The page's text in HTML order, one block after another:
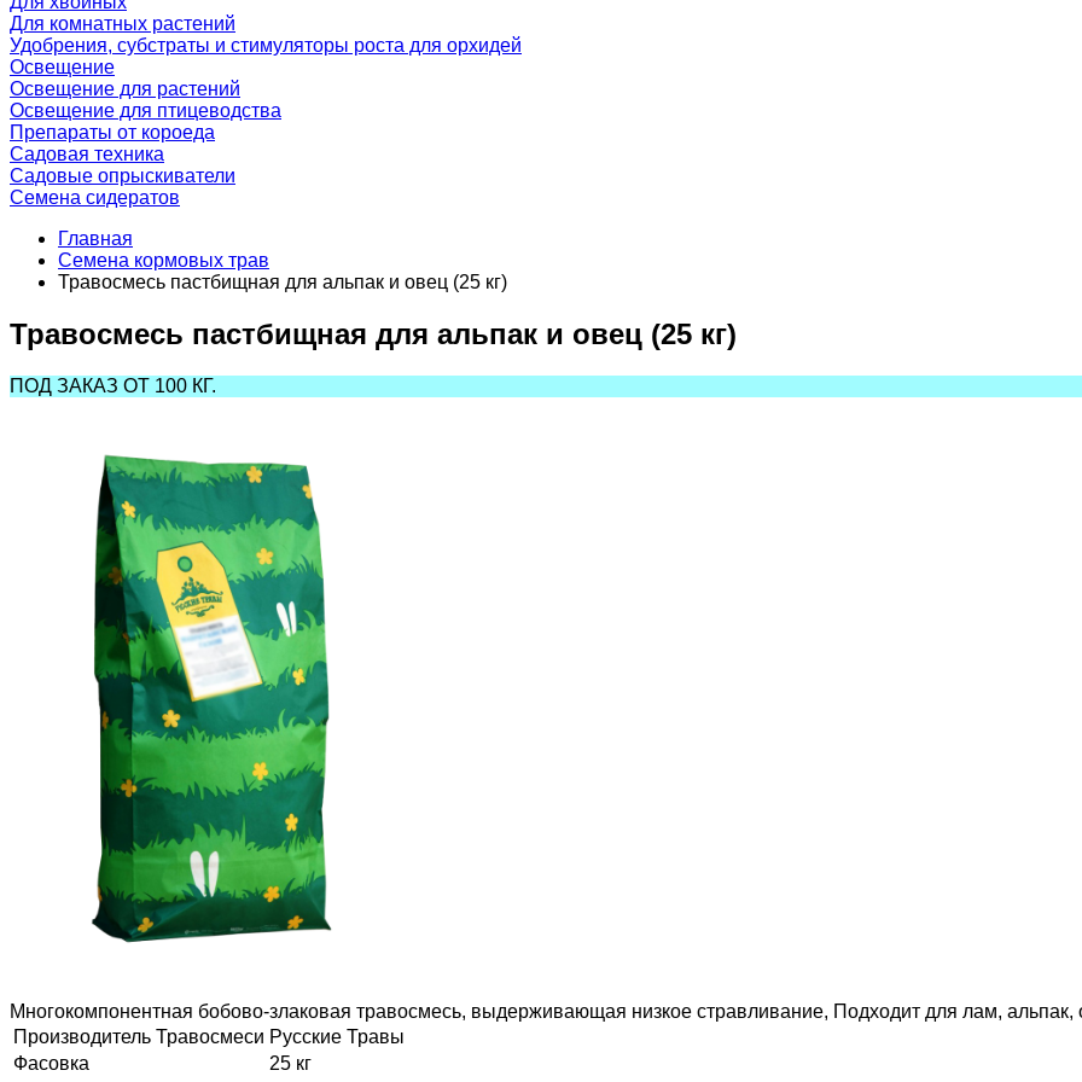
Для комнатных растений
Удобрения, субстраты и стимуляторы роста для орхидей
Освещение
Освещение для растений
Освещение для птицеводства
Препараты от короеда
Садовая техника
Садовые опрыскиватели
Семена сидератов
Главная
Семена кормовых трав
Травосмесь пастбищная для альпак и овец (25 кг)
Травосмесь пастбищная для альпак и овец (25 кг)
ПОД ЗАКАЗ ОТ 100 КГ.
Многокомпонентная бобово-злаковая травосмесь, выдерживающая низкое стравливание, Подходит для лам, альпак,
Производитель Травосмеси Русские Травы
Фасовка
25 кг